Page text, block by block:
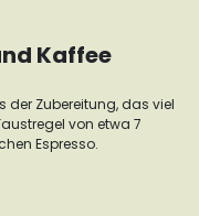
Kaffee
der Zubereitung, das viel
von etwa 7
Espresso.